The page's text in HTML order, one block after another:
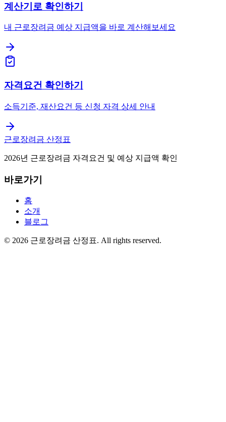
계산기로 확인하기
내 근로장려금 예상 지급액을 바로 계산해보세요
자격요건 확인하기
소득기준, 재산요건 등 신청 자격 상세 안내
근로장려금 산정표
2026년 근로장려금 자격요건 및 예상 지급액 확인
바로가기
홈
소개
블로그
© 2026 근로장려금 산정표. All rights reserved.